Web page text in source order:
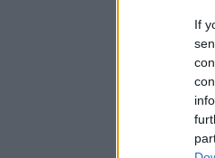
If